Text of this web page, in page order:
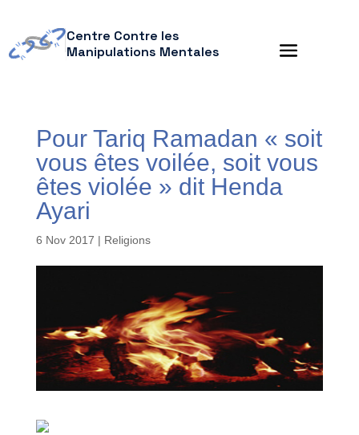
Centre Contre les
Manipulations Mentales
Pour Tariq Ramadan « soit
vous êtes voilée, soit vous
êtes violée » dit Henda
Ayari
6 Nov 2017 | Religions